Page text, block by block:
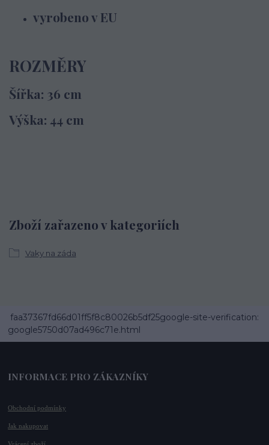
vyrobeno v EU
ROZMĚRY
Šířka: 36 cm
Výška: 44 cm
Zboží zařazeno v kategoriích
Vaky na záda
faa37367fd66d01ff5f8c80026b5df25google-site-verification:
google5750d07ad496c71e.html
INFORMACE PRO ZÁKAZNÍKY
Obchodní podmínky
Jak nakupovat